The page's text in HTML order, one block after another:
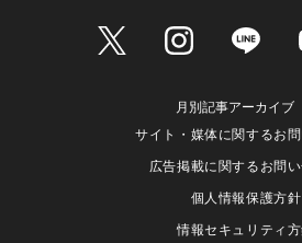
月別記事アーカイブ
サイト・媒体に関するお
広告掲載に関するお問
個人情報保護方針
情報セキュリティ